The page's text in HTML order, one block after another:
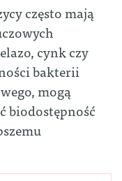
często mają
cynk czy
bakterii
mogą
biodostępność